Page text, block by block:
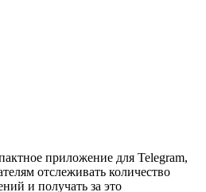
приложение для Telegram,
отслеживать количество
и получать за это